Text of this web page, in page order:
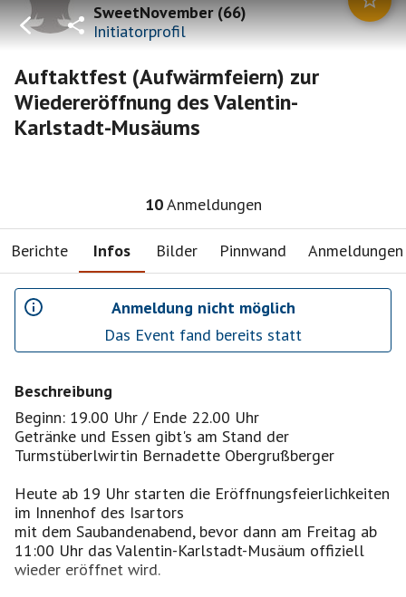
SweetNovember(66)
Initiatorprofil
Auftaktfest (Aufwärmfeiern) zur
Wiedereröffnung des Valentin-
Karlstadt-Musäums
10Anmeldungen
Berichte Infos Bilder Pinnwand Anmeldungen
Anmeldung nicht möglich
Das Event fand bereits statt
Beschreibung
Beginn: 19.00 Uhr / Ende 22.00 Uhr
Getränke und Essen gibt's am Stand der
Turmstüberlwirtin Bernadette Obergrußberger
Heute ab 19 Uhr starten die Eröffnungsfeierlichkeiten
im Innenhof des Isartors
mit dem Saubandenabend, bevor dann am Freitag ab
11:00 Uhr das Valentin-Karlstadt-Musäum offiziell
wieder eröffnet wird.